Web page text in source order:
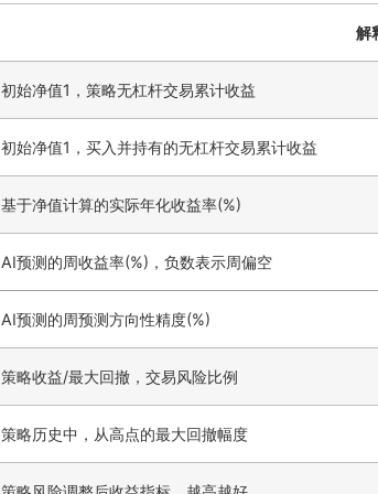
解
初始净值1，策略无杠杆交易累计收益
初始净值1，买入并持有的无杠杆交易累计收益
基于净值计算的实际年化收益率(%)
AI预测的周收益率(%)，负数表示周偏空
AI预测的周预测方向性精度(%)
策略收益/最大回撤，交易风险比例
策略历史中，从高点的最大回撤幅度